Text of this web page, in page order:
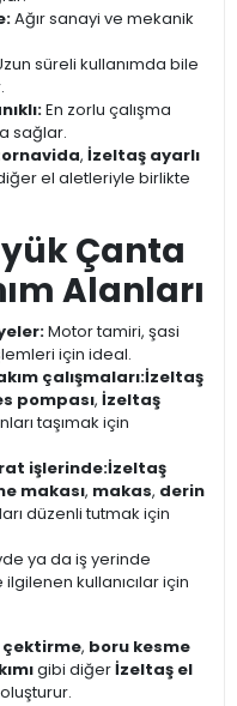
Ağır sanayi ve mekanik
süreli kullanımda bile
En zorlu çalışma
sağlar.
, İzeltaş ayarlı
el aletleriyle birlikte
Çanta
Alanları
Motor tamiri, şasi
için ideal.
çalışmaları:İzeltaş
pompası, İzeltaş
taşımak için
işlerinde:İzeltaş
makası, makas, derin
düzenli tutmak için
ya da iş yerinde
kullanıcılar için
, boru kesme
gibi diğerİzeltaş el